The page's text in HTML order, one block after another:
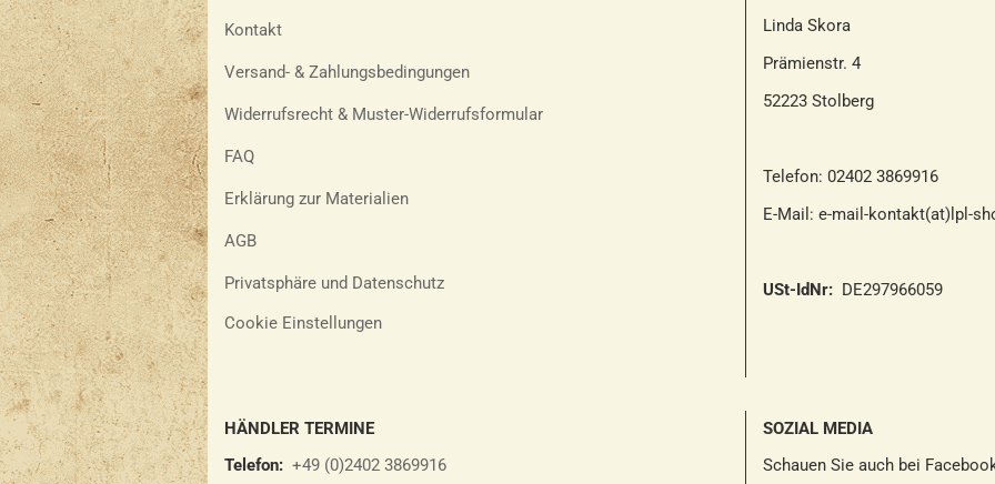
Kontakt
Versand- & Zahlungsbedingungen
Widerrufsrecht & Muster-Widerrufsformular
FAQ
Erklärung zur Materialien
AGB
Privatsphäre und Datenschutz
Cookie Einstellungen
Linda Skora
Prämienstr. 4
52223 Stolberg
Telefon: 02402 3869916
E-Mail: e-mail-kontakt(at)lpl-
USt-IdNr: DE297966059
HÄNDLER TERMINE
Telefon: +49 (0)2402 3869916
SOZIAL MEDIA
Schauen Sie auch bei